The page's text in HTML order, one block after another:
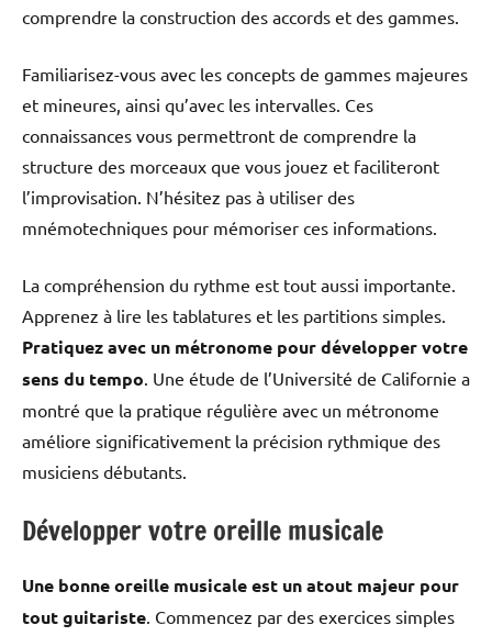
comprendre la construction des accords et des gammes.
Familiarisez-vous avec les concepts de gammes majeures
et mineures, ainsi qu’avec les intervalles. Ces
connaissances vous permettront de comprendre la
structure des morceaux que vous jouez et faciliteront
l’improvisation. N’hésitez pas à utiliser des
mnémotechniques pour mémoriser ces informations.
La compréhension du rythme est tout aussi importante.
Apprenez à lire les tablatures et les partitions simples.
Pratiquez avec un métronome pour développer votre
sens du tempo. Une étude de l’Université de Californie a
montré que la pratique régulière avec un métronome
améliore significativement la précision rythmique des
musiciens débutants.
Développer votre oreille musicale
Une bonne oreille musicale est un atout majeur pour
tout guitariste. Commencez par des exercices simples